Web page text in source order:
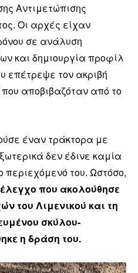
Αντιμετώπισης
Οι αρχές είχαν
σε ανάλυση
και δημιουργία προφίλ
επέτρεψε τον ακριβή
που αποβιβαζόταν από το
έναν τράκτορα με
δεν έδινε καμία
του. Ωστόσο,
που ακολούθησε
του Λιμενικού και τη
σκύλου-
η δράση του.